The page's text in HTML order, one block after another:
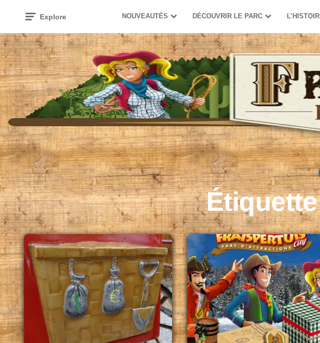
Explore NOUVEAUTÉS DÉCOUVRIR LE PARC